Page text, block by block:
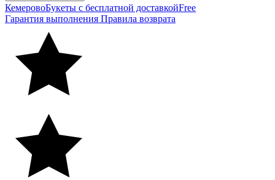
КемеровоБукеты с бесплатной доставкойFree
Гарантия выполнения Правила возврата